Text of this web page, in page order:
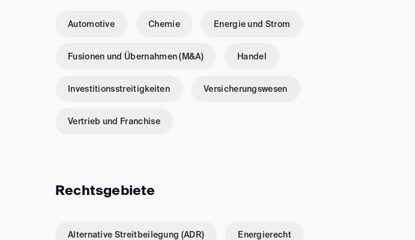
Automotive Chemie Energie und Strom
Fusionen und Übernahmen (M&A) Handel
Investitionsstreitigkeiten Versicherungswesen
Vertrieb und Franchise
Rechtsgebiete
Alternative Streitbeilegung (ADR) Energierecht